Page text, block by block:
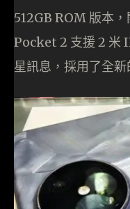
512GB ROM 版本
Pocket 2 支援 2 米
星訊息，採用了全